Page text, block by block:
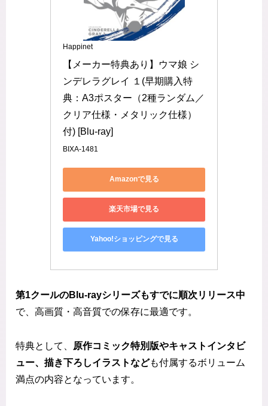
Happinet
【メーカー特典あり】ウマ娘 シ
ンデレラグレイ １(早期購入特
典：A3ポスター（2種ランダム／
クリア仕様・メタリック仕様）
付) [Blu-ray]
BIXA-1481
Amazonで見る
楽天市場で見る
Yahoo!ショッピングで見る
第1クールのBlu-rayシリーズもすでに順次リリース中
で、高画質・高音質での保存に最適です。
特典として、
原作コミック特別版やキャストインタビ
ュー、描き下ろしイラストなども付属するボリューム
満点の内容となっています。